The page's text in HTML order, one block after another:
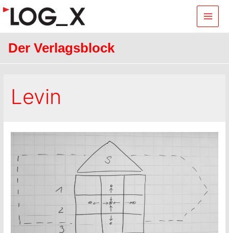
Main
Der Verlagsblock
Levin